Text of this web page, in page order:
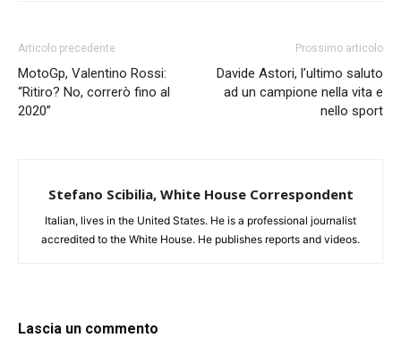
Articolo precedente
MotoGp, Valentino Rossi:
“Ritiro? No, correrò fino al
2020”
Prossimo articolo
Davide Astori, l’ultimo saluto
ad un campione nella vita e
nello sport
Stefano Scibilia, White House Correspondent
Italian, lives in the United States. He is a professional journalist
accredited to the White House. He publishes reports and videos.
Lascia un commento